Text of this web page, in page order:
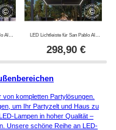
LED Lichtleiste für San Pablo Alu+ Pergola Pavillon 4x5,8m, 6 Stk., Warmweiß LED Lichtleiste für San Pablo Alu+ Pergola Pavillon 3x4m, 4 Stk., Warmweiß
298,90€
kompletten Partylösungen.
um Ihr Partyzelt und Haus zu
Lampen in hoher Qualität –
Unsere schöne Reihe an LED-